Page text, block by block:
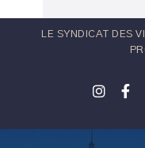
LE SYNDICAT DES